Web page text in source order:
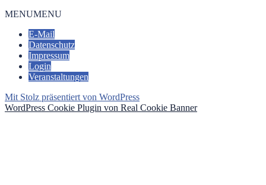
MENUMENU
E-Mail
Datenschutz
Impressum
Login
Veranstaltungen
Mit Stolz präsentiert von WordPress
WordPress Cookie Plugin von Real Cookie Banner